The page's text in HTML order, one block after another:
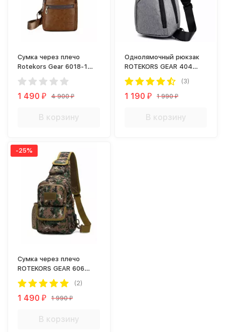
Сумка через плечо
Rotekors Gear 6018-1
светло-коричневая
1 490₽ 4 900₽
В корзину
Однолямочный рюкзак
ROTEKORS GEAR 404
серый
(3)
1 190₽ 1 990₽
В корзину
-25%
Сумка через плечо
ROTEKORS GEAR 606
Digital Woodland
(2)
1 490₽ 1 990₽
В корзину